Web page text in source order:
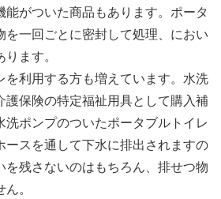
能がついた商品もあります。ポータ
を一回ごとに密封して処理、におい
ます。
を利用する方も増えています。水洗
護保険の特定福祉用具として購入補
洗ポンプのついたポータブルトイレ
ースを通して下水に排出されますの
を残さないのはもちろん、排せつ物
。